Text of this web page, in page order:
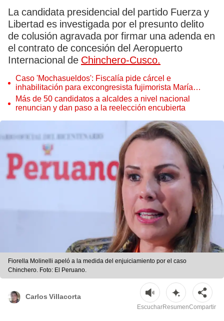
La candidata presidencial del partido Fuerza y
Libertad es investigada por el presunto delito
de colusión agravada por firmar una adenda en
el contrato de concesión del Aeropuerto
Internacional de Chinchero-Cusco.
Caso 'Mochasueldos': Fiscalía pide cárcel e
inhabilitación para excongresista fujimorista María
Cordero Jon Tay
Más de 50 candidatos a alcaldes a nivel nacional
renuncian y dan paso a la reelección encubierta
Fiorella Molinelli apeló a la medida del enjuiciamiento por el caso
Chinchero. Foto: El Peruano.
Carlos Villacorta
EscucharResumenCompartir